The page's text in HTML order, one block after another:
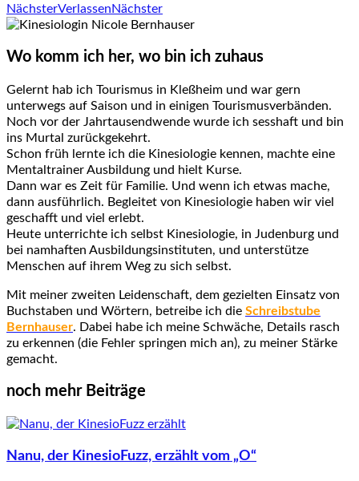
NächsterVerlassenNächster
Wo komm ich her, wo bin ich zuhaus
Gelernt hab ich Tourismus in Kleßheim und war gern
unterwegs auf Saison und in einigen Tourismusverbänden.
Noch vor der Jahrtausendwende wurde ich sesshaft und bin
ins Murtal zurückgekehrt.
Schon früh lernte ich die Kinesiologie kennen, machte eine
Mentaltrainer Ausbildung und hielt Kurse.
Dann war es Zeit für Familie. Und wenn ich etwas mache,
dann ausführlich. Begleitet von Kinesiologie haben wir viel
geschafft und viel erlebt.
Heute unterrichte ich selbst Kinesiologie, in Judenburg und
bei namhaften Ausbildungsinstituten, und unterstütze
Menschen auf ihrem Weg zu sich selbst.
Mit meiner zweiten Leidenschaft, dem gezielten Einsatz von
Buchstaben und Wörtern, betreibe ich die Schreibstube
Bernhauser. Dabei habe ich meine Schwäche, Details rasch
zu erkennen (die Fehler springen mich an), zu meiner Stärke
gemacht.
noch mehr Beiträge
Nanu, der KinesioFuzz, erzählt vom „O“